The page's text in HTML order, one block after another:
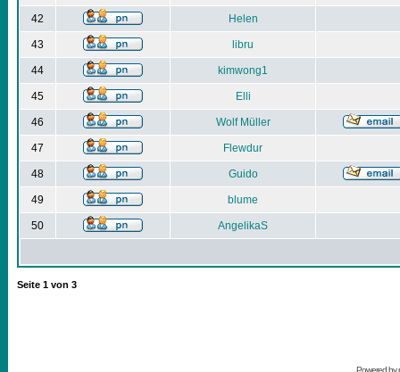
42 Helen
43 libru
44 kimwong1
45 Elli
46 Wolf Müller
47 Flewdur
48 Guido
49 blume
50 AngelikaS
Seite 1 von 3
Powered by